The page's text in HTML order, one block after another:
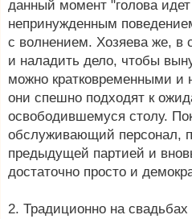
данный момент "голова
непринужденным
с волнением. Хозяева же, в
и наладить дело, чтобы
можно кратковременными и
они спешно подходят к
освободившемуся столу.
обслуживающий персонал,
предыдущей партией и
достаточно просто и
2. Традиционно на